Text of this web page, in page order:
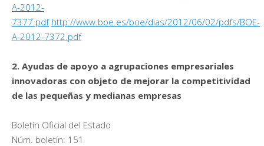
A-2012-
7377.pdf http://www.boe.es/boe/dias/2012/06/02/pdfs/BOE-
A-2012-7372.pdf
2. Ayudas de apoyo a agrupaciones empresariales
innovadoras con objeto de mejorar la competitividad
de las pequeñas y medianas empresas
Boletín Oficial del Estado
Núm. boletín: 151